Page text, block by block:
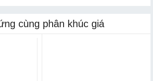
cùng phân khúc giá